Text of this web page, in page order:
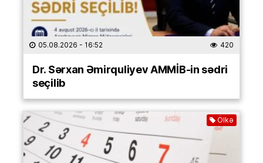
05.08.2026 - 16:52 420
Dr. Sərxan Əmirquliyev AMMİB-in sədri
seçilib
Ölkə